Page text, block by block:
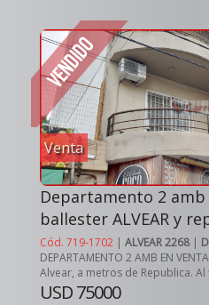
Venta
Departamento 2
ballester ALVEAR y
Cód. 719-1702 | ALVEAR 2268|
DEPARTAMENTO 2 AMB EN
Alvear, a metros de Republica. Al
USD 75000